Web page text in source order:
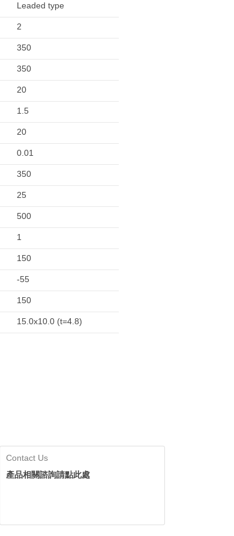
Leaded type
2
350
350
20
1.5
20
0.01
350
25
500
1
150
-55
150
15.0x10.0 (t=4.8)
Contact Us
產品相關諮詢請點此處